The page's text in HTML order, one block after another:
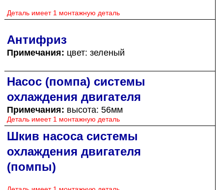
Деталь имеет 1 монтажную деталь
Антифриз
Примечания: цвет: зеленый
Насос (помпа) системы
охлаждения двигателя
Примечания: высота: 56мм
Деталь имеет 1 монтажную деталь
Шкив насоса системы
охлаждения двигателя
(помпы)